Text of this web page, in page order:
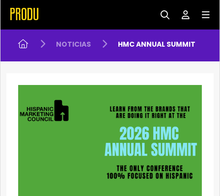
NOTICIAS HMC ANNUAL SUMMIT